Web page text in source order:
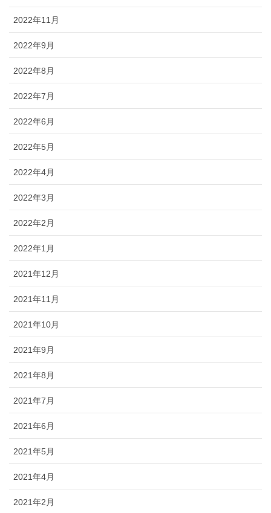
2022年11月
2022年9月
2022年8月
2022年7月
2022年6月
2022年5月
2022年4月
2022年3月
2022年2月
2022年1月
2021年12月
2021年11月
2021年10月
2021年9月
2021年8月
2021年7月
2021年6月
2021年5月
2021年4月
2021年2月